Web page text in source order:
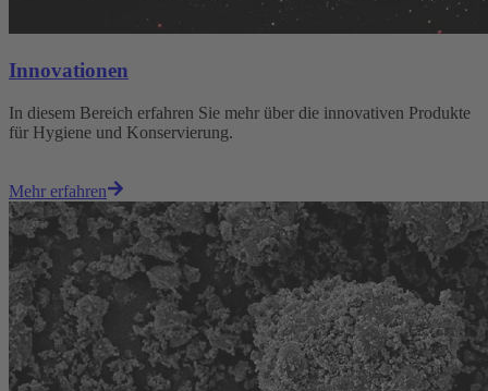
Innovationen
In diesem Bereich erfahren Sie mehr über die innovativen Produkte
für Hygiene und Konservierung.
Mehr erfahren